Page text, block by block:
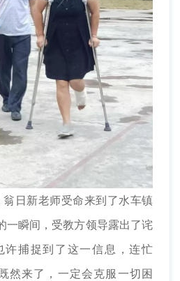
日新老师受命来到了水车镇
一瞬间，受教方领导露出了诧
许捕捉到了这一信息，连忙
然来了，一定会克服一切困